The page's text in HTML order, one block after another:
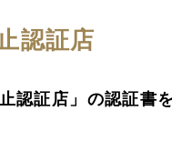
認証店
止認証店」の認証書